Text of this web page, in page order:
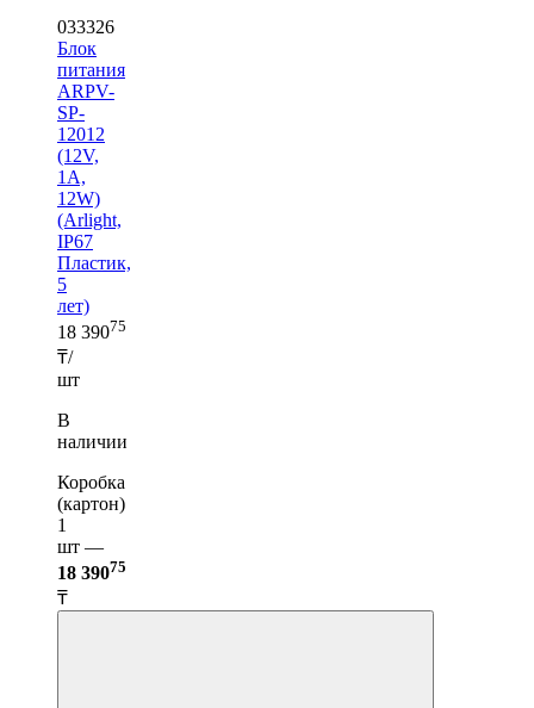
033326
Блок
питания
ARPV-
SP-
12012
(12V,
1A,
12W)
(Arlight,
IP67
Пластик,
5
лет)
18 39075
₸/
шт
В
наличии
Коробка
(картон)
1
шт —
18 39075
₸